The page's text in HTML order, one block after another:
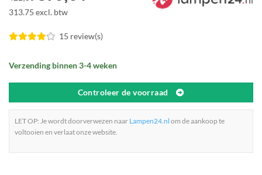
prijs
€421,90.€379,64.
313.75 excl. btw
15 review(s)
Verzending binnen 3-4 weken
Controleer de voorraad
LET OP: Je wordt doorverwezen naar Lampen24.nl om de aankoop te
voltooien en verlaat onze website.